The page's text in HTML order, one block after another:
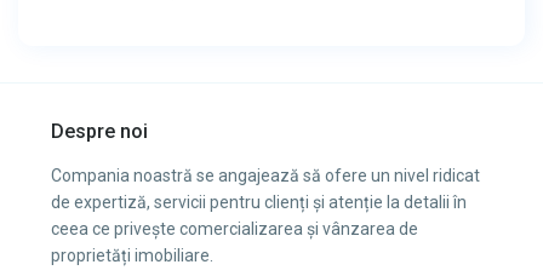
Despre noi
Compania noastră se angajează să ofere un nivel ridicat
de expertiză, servicii pentru clienți și atenție la detalii în
ceea ce privește comercializarea și vânzarea de
proprietăți imobiliare.